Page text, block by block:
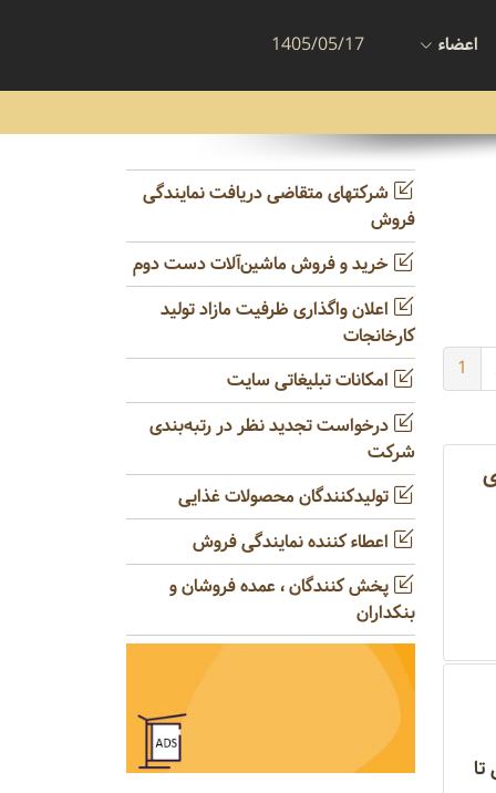
اعضاء 1405/05/17
1
شرکتهای متقاضی دریافت نمایندگی
فروش
خرید و فروش ماشین‌آلات دست دوم
اعلان واگذاری ظرفیت مازاد تولید
کارخانجات
امکانات تبلیغاتی سایت
درخواست تجدید نظر در رتبه‌بندی
شرکت
تولیدکنندگان محصولات غذایی
اعطاء کننده نمایندگی فروش
پخش کنندگان ، عمده فروشان و
بنکداران